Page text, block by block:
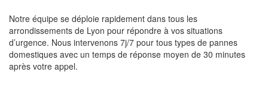
Notre équipe se déploie rapidement dans tous les
arrondissements de Lyon pour répondre à vos situations
d’urgence. Nous intervenons 7j/7 pour tous types de pannes
domestiques avec un temps de réponse moyen de 30 minutes
après votre appel.